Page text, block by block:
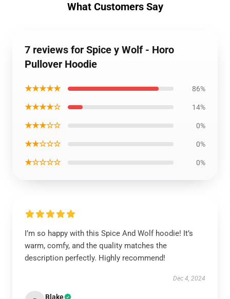
What Customers Say
7 reviews for Spice y Wolf - Horo
Pullover Hoodie
★★★★★ 86%
★★★★☆ 14%
★★★☆☆ 0%
★★☆☆☆ 0%
★☆☆☆☆ 0%
I’m so happy with this Spice And Wolf hoodie! It’s
warm, comfy, and the quality matches the
description perfectly. Highly recommend!
Dec 4, 2024
Blake